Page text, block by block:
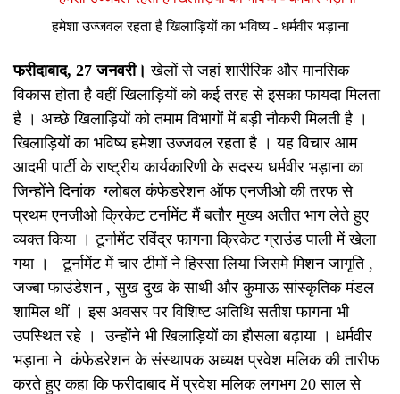
हमेशा उज्जवल रहता है खिलाड़ियों का भविष्य - धर्मवीर भड़ाना
फरीदाबाद, 27 जनवरी। खेलों से जहां शारीरिक और मानसिक
विकास होता है वहीं खिलाड़ियों को कई तरह से इसका फायदा मिलता
है । अच्छे खिलाड़ियों को तमाम विभागों में बड़ी नौकरी मिलती है ।
खिलाड़ियों का भविष्य हमेशा उज्जवल रहता है । यह विचार आम
आदमी पार्टी के राष्ट्रीय कार्यकारिणी के सदस्य धर्मवीर भड़ाना का
जिन्होंने दिनांक ग्लोबल कंफेडरेशन ऑफ एनजीओ की तरफ से
प्रथम एनजीओ क्रिकेट टर्नामेंट मैं बतौर मुख्य अतीत भाग लेते हुए
व्यक्त किया । टूर्नामेंट रविंद्र फागना क्रिकेट ग्राउंड पाली में खेला
गया । टूर्नामेंट में चार टीमों ने हिस्सा लिया जिसमे मिशन जागृति ,
जज्बा फाउंडेशन , सुख दुख के साथी और कुमाऊ सांस्कृतिक मंडल
शामिल थीं । इस अवसर पर विशिष्ट अतिथि सतीश फागना भी
उपस्थित रहे । उन्होंने भी खिलाड़ियों का हौसला बढ़ाया । धर्मवीर
भड़ाना ने कंफेडरेशन के संस्थापक अध्यक्ष प्रवेश मलिक की तारीफ
करते हुए कहा कि फरीदाबाद में प्रवेश मलिक लगभग 20 साल से